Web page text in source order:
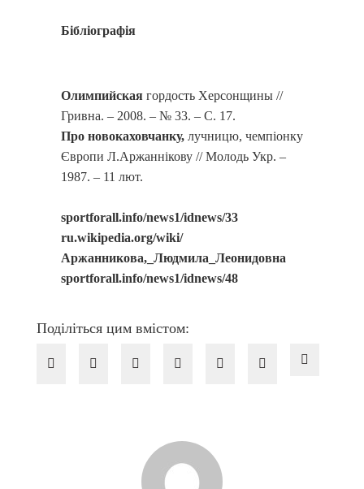
Бібліографія
Олимпийскаягордость Херсонщины //
Гривна. – 2008. – № 33. – С. 17.
Про новокаховчанку,лучницю, чемпіонку
Європи Л.Аржаннікову // Молодь Укр. –
1987. – 11 лют.
sportforall.info/news1/idnews/33
ru.wikipedia.org/wiki/
Аржанникова,_Людмила_Леонидовна
sportforall.info/news1/idnews/48
Поділіться цим вмістом: